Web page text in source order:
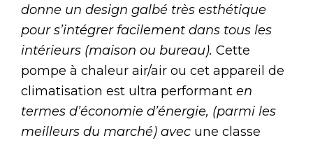
donne un design galbé très esthétique
pour s’intégrer facilement dans tous les
intérieurs (maison ou bureau). Cette
pompe à chaleur air/air ou cet appareil de
climatisation est ultra performant en
termes d’économie d’énergie, (parmi les
meilleurs du marché) avec une classe